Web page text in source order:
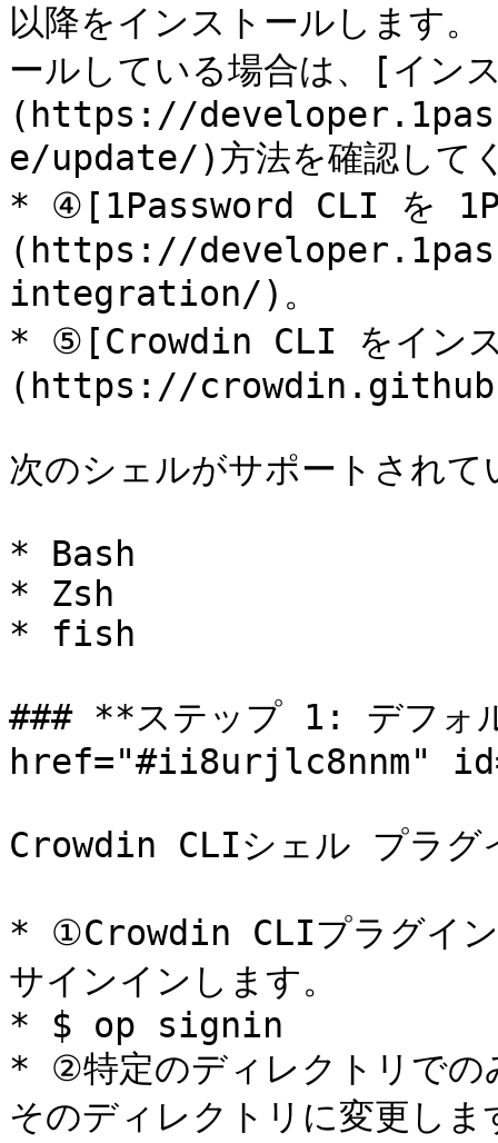
以降をインストールします
ールしている場合は、[イン
(https://
e/update/)方法を確認して
* ④[1Password CLI を
(https://
integration/)。
* ⑤[Crowdin CLI をインス
(https://
次のシェルがサポートされ
* Bash
* Zsh
* fish
### **ステップ 1: デフォ
href="#ii8urjlc8nnm"
Crowdin CLIシェル プラグ
* ①Crowdin CLIプラグイ
サインインします。
* $ op signin
* ②特定のディレクトリでの
そのディレクトリに変更しま